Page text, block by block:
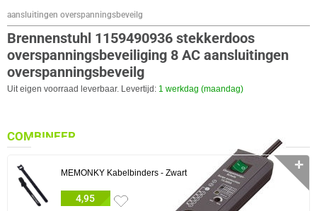
aansluitingen overspanningsbeveilg
Brennenstuhl 1159490936 stekkerdoos
overspanningsbeveiliging 8 AC aansluitingen
overspanningsbeveilg
Uit eigen voorraad leverbaar. Levertijd: 1 werkdag (maandag)
COMBINEER
MEMONKY Kabelbinders - Zwart
4,95
✛